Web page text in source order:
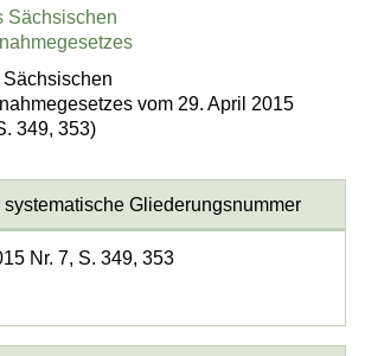
Sächsischen
vom 29. April 2015
349, 353)
Gliederungsnummer
Nr. 7, S. 349, 353